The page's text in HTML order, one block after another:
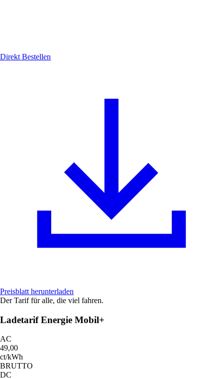
Direkt Bestellen
Preisblatt herunterladen
Der Tarif für alle, die viel fahren.
Ladetarif Energie Mobil+
AC
49,00
ct/kWh
BRUTTO
DC